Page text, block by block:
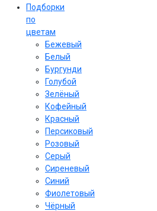
Подборки
по
цветам
Бежевый
Белый
Бургунди
Голубой
Зелёный
Кофейный
Красный
Персиковый
Розовый
Серый
Сиреневый
Cиний
Фиолетовый
Чёрный